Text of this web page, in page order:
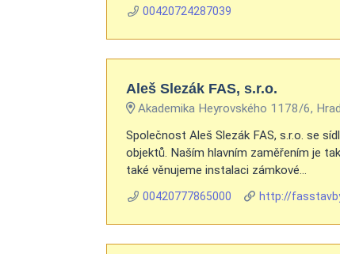
00420724287039
Aleš Slezák FAS, s.r.o.
Akademika Heyrovského 1178/6,
Společnost Aleš Slezák FAS, s.r.o. se
objektů. Naším hlavním zaměřením je
také věnujeme instalaci zámkové...
00420777865000 http://